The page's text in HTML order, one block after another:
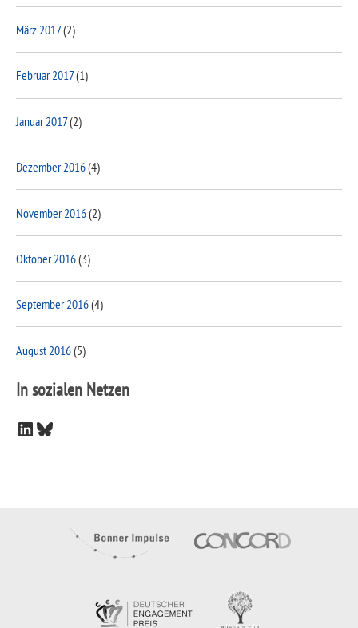
März 2017(2)
Februar 2017(1)
Januar 2017(2)
Dezember 2016(4)
November 2016(2)
Oktober 2016(3)
September 2016(4)
August 2016(5)
In sozialen Netzen
LinkedIn
Bluesky